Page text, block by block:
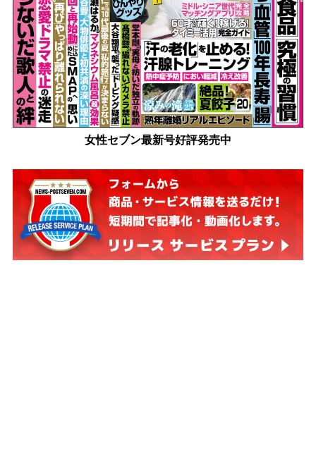
女性セブン最新号好評発売中